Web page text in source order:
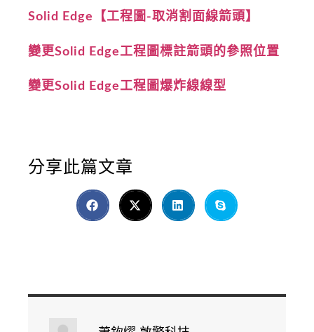
Solid Edge【工程圖-取消割面線箭頭】
變更Solid Edge工程圖標註箭頭的參照位置
變更Solid Edge工程圖爆炸線線型
分享此篇文章